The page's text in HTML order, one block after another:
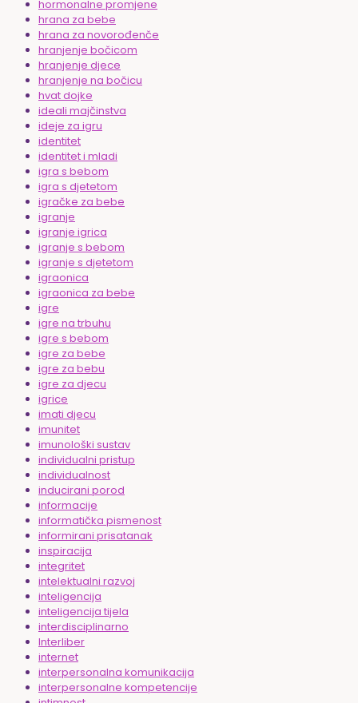
hormonalne promjene
hrana za bebe
hrana za novorođenče
hranjenje bočicom
hranjenje djece
hranjenje na bočicu
hvat dojke
ideali majčinstva
ideje za igru
identitet
identitet i mladi
igra s bebom
igra s djetetom
igračke za bebe
igranje
igranje igrica
igranje s bebom
igranje s djetetom
igraonica
igraonica za bebe
igre
igre na trbuhu
igre s bebom
igre za bebe
igre za bebu
igre za djecu
igrice
imati djecu
imunitet
imunološki sustav
individualni pristup
individualnost
inducirani porod
informacije
informatička pismenost
informirani prisatanak
inspiracija
integritet
intelektualni razvoj
inteligencija
inteligencija tijela
interdisciplinarno
Interliber
internet
interpersonalna komunikacija
interpersonalne kompetencije